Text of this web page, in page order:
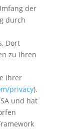
der
durch
Dort
zu Ihren
Ihrer
privacy).
und hat